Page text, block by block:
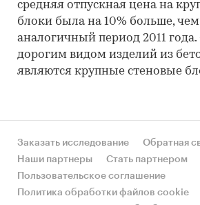
средняя отпускная цена на
блоки была на 10% больше, чем
аналогичный период 2011
дорогим видом изделий из
являются крупные стеновые
Заказать исследование
Обратная
Наши партнеры
Стать партнером
Пользовательское соглашение
Политика обработки файлов cookie